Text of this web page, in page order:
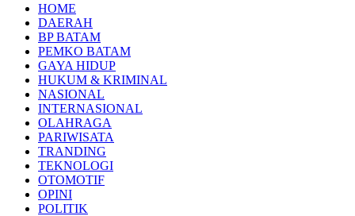
HOME
DAERAH
BP BATAM
PEMKO BATAM
GAYA HIDUP
HUKUM & KRIMINAL
NASIONAL
INTERNASIONAL
OLAHRAGA
PARIWISATA
TRANDING
TEKNOLOGI
OTOMOTIF
OPINI
POLITIK